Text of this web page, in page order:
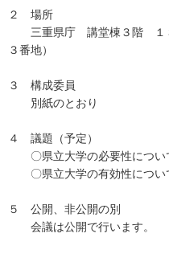
２ 場所
三重県庁 講堂棟３階 １３
３番地）
３ 構成委員
別紙のとおり
４ 議題（予定）
〇県立大学の必要性につい
〇県立大学の有効性につい
５ 公開、非公開の別
会議は公開で行います。